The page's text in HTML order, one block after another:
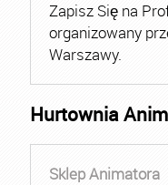
Zapisz Się na
organizowany
Warszawy.
Hurtownia
Sklep Animatora